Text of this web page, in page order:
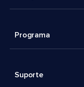
Programa
Suporte